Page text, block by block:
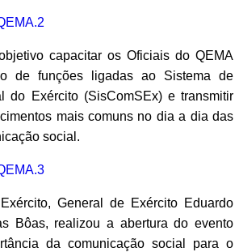
capacitar os Oficiais do QEMA
de funções ligadas ao Sistema de
do Exército (SisComSEx) e transmitir
mais comuns no dia a dia das
social.
General de Exército Eduardo
Bôas, realizou a abertura do evento
da comunicação social para o